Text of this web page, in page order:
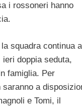
i rossoneri hanno
squadra continua
doppia seduta,
famiglia. Per
saranno a
e Tomi, il